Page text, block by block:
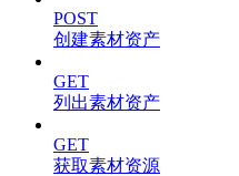
POST
创建素材资产
GET
列出素材资产
GET
获取素材资源